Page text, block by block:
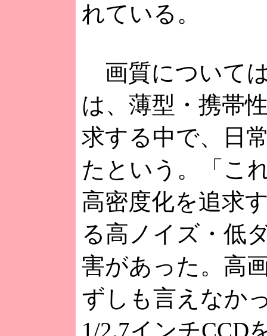
れている。
画質について
は、薄型・携帯
求する中で、日
たという。「こ
高密度化を追求
る高ノイズ・低
害があった。高
ずしも言えなか
1/2.7インチCCD